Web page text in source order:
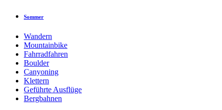
Sommer
Wandern
Mountainbike
Fahrradfahren
Boulder
Canyoning
Klettern
Geführte Ausflüge
Bergbahnen